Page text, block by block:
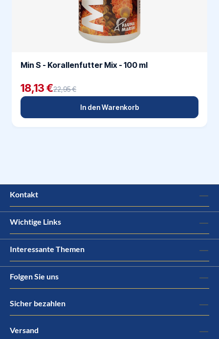
Min S - Korallenfutter Mix - 100 ml
18,13 €22,95 €
In den Warenkorb
Kontakt
Wichtige Links
Interessante Themen
Folgen Sie uns
Sicher bezahlen
Versand